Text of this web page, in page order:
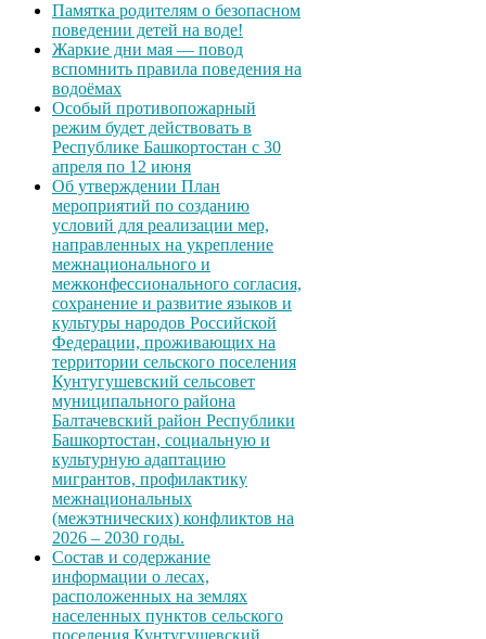
Памятка родителям о безопасном
поведении детей на воде!
Жаркие дни мая — повод
вспомнить правила поведения на
водоёмах
Особый противопожарный
режим будет действовать в
Республике Башкортостан с 30
апреля по 12 июня
Об утверждении План
мероприятий по созданию
условий для реализации мер,
направленных на укрепление
межнационального и
межконфессионального согласия,
сохранение и развитие языков и
культуры народов Российской
Федерации, проживающих на
территории сельского поселения
Кунтугушевский сельсовет
муниципального района
Балтачевский район Республики
Башкортостан, социальную и
культурную адаптацию
мигрантов, профилактику
межнациональных
(межэтнических) конфликтов на
2026 – 2030 годы.
Состав и содержание
информации о лесах,
расположенных на землях
населенных пунктов сельского